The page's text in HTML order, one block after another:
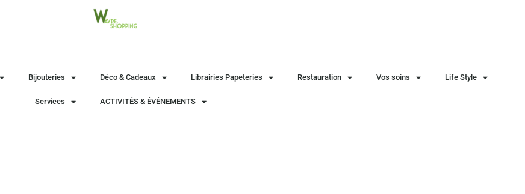
Bijouteries Déco & Cadeaux Librairies Papeteries Restauration Vos soins Life Style
Services ACTIVITÉS & ÉVÉNEMENTS